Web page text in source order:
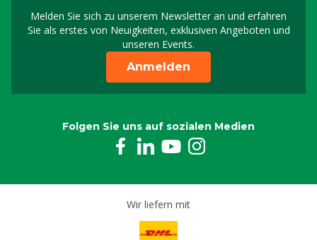
Melden Sie sich zu unserem Newsletter an und erfahren
Sie als erstes von Neuigkeiten, exklusiven Angeboten und
unseren Events.
Melden Sie sich für
Anmelden
Folgen Sie uns auf sozialen Medien
Wir liefern mit